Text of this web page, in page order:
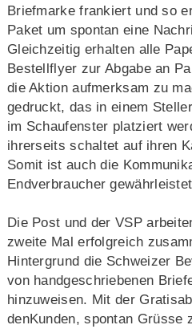
Briefmarke frankiert und so
Paket um spontan eine
Gleichzeitig erhalten alle
Bestellflyer zur Abgabe an
die Aktion aufmerksam zu
gedruckt, das in einem
im Schaufenster platziert
ihrerseits schaltet auf ihren
Somit ist auch die
Endverbraucher
Die Post und der VSP
zweite Mal erfolgreich
Hintergrund die Schweizer
von handgeschriebenen
hinzuweisen. Mit der
denKunden, spontan Grüsse